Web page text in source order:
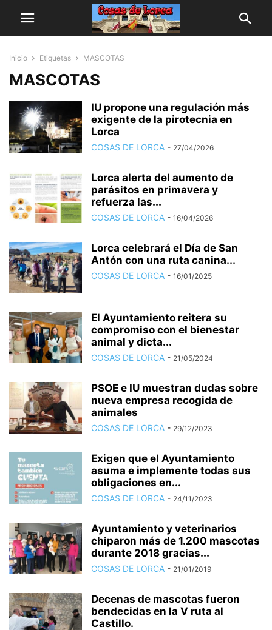
Inicio Etiquetas MASCOTAS
MASCOTAS
IU propone una regulación más
exigente de la pirotecnia en
Lorca
COSAS DE LORCA - 27/04/2026
Lorca alerta del aumento de
parásitos en primavera y
refuerza las...
COSAS DE LORCA - 16/04/2026
Lorca celebrará el Día de San
Antón con una ruta canina...
COSAS DE LORCA - 16/01/2025
El Ayuntamiento reitera su
compromiso con el bienestar
animal y dicta...
COSAS DE LORCA - 21/05/2024
PSOE e IU muestran dudas sobre
nueva empresa recogida de
animales
COSAS DE LORCA - 29/12/2023
Exigen que el Ayuntamiento
asuma e implemente todas sus
obligaciones en...
COSAS DE LORCA - 24/11/2023
Ayuntamiento y veterinarios
chiparon más de 1.200 mascotas
durante 2018 gracias...
COSAS DE LORCA - 21/01/2019
Decenas de mascotas fueron
bendecidas en la V ruta al
Castillo.